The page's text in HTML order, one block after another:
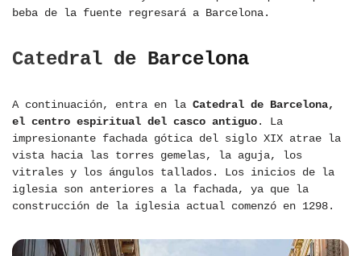
beba de la fuente regresará a Barcelona.
Catedral de Barcelona
A continuación, entra en la Catedral de Barcelona, ​​
el centro espiritual del casco antiguo. La
impresionante fachada gótica del siglo XIX atrae la
vista hacia las torres gemelas, la aguja, los
vitrales y los ángulos tallados. Los inicios de la
iglesia son anteriores a la fachada, ya que la
construcción de la iglesia actual comenzó en 1298.